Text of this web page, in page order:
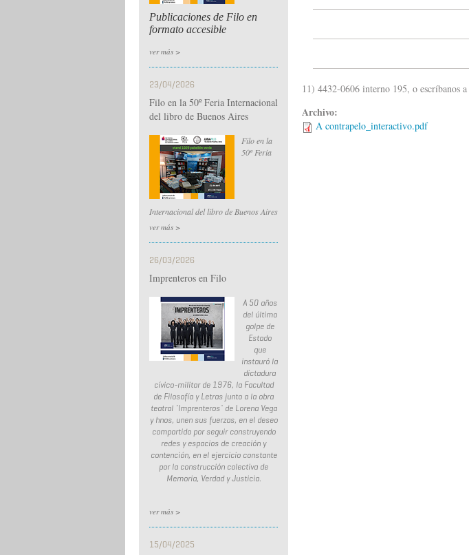
Publicaciones de Filo en
formato accesible
ver más >
23/04/2026
Filo en la 50º Feria Internacional
del libro de Buenos Aires
Filo en la
50º Feria
Internacional del libro de Buenos Aires
ver más >
26/03/2026
Imprenteros en Filo
A 50 años
del último
golpe de
Estado
que
instauró la
dictadura
cívico-militar de 1976, la Facultad
de Filosofía y Letras junto a la obra
teatral ¨Imprenteros¨ de Lorena Vega
y hnos, unen sus fuerzas, en el deseo
compartido por seguir construyendo
redes y espacios de creación y
contención, en el ejercicio constante
por la construcción colectiva de
Memoria, Verdad y Justicia.
ver más >
15/04/2025
11) 4432-0606 interno 195, o escríbanos a
Archivo:
A contrapelo_interactivo.pdf